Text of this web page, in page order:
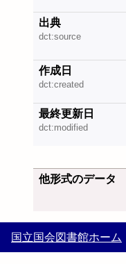
出典
dct:source
作成日
dct:created
最終更新日
dct:modified
他形式のデータ
国立国会図書館ホーム